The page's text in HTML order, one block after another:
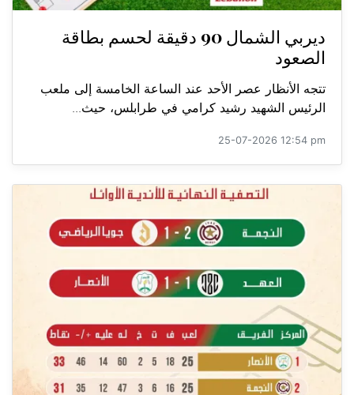
ديربي الشمال 90 دقيقة لحسم بطاقة
الصعود
تتجه الأنظار عصر الأحد عند الساعة الخامسة إلى ملعب
الرئيس الشهيد رشيد كرامي في طرابلس، حيث...
25-07-2026 12:54 pm